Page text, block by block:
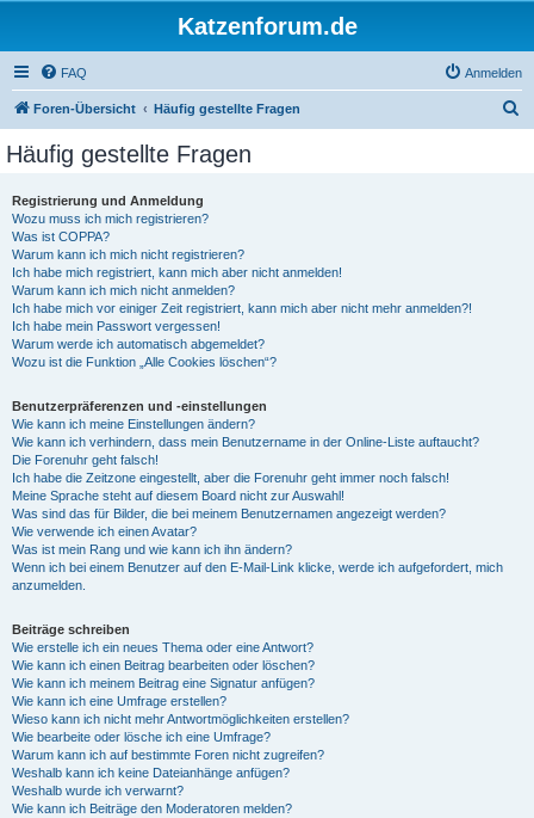
Katzenforum.de
FAQ Anmelden
Foren-Übersicht Häufig gestellte Fragen
Häufig gestellte Fragen
Registrierung und Anmeldung
Wozu muss ich mich registrieren?
Was ist COPPA?
Warum kann ich mich nicht registrieren?
Ich habe mich registriert, kann mich aber nicht anmelden!
Warum kann ich mich nicht anmelden?
Ich habe mich vor einiger Zeit registriert, kann mich aber nicht mehr anmelden?!
Ich habe mein Passwort vergessen!
Warum werde ich automatisch abgemeldet?
Wozu ist die Funktion „Alle Cookies löschen“?
Benutzerpräferenzen und -einstellungen
Wie kann ich meine Einstellungen ändern?
Wie kann ich verhindern, dass mein Benutzername in der Online-Liste auftaucht?
Die Forenuhr geht falsch!
Ich habe die Zeitzone eingestellt, aber die Forenuhr geht immer noch falsch!
Meine Sprache steht auf diesem Board nicht zur Auswahl!
Was sind das für Bilder, die bei meinem Benutzernamen angezeigt werden?
Wie verwende ich einen Avatar?
Was ist mein Rang und wie kann ich ihn ändern?
Wenn ich bei einem Benutzer auf den E-Mail-Link klicke, werde ich aufgefordert, mich
anzumelden.
Beiträge schreiben
Wie erstelle ich ein neues Thema oder eine Antwort?
Wie kann ich einen Beitrag bearbeiten oder löschen?
Wie kann ich meinem Beitrag eine Signatur anfügen?
Wie kann ich eine Umfrage erstellen?
Wieso kann ich nicht mehr Antwortmöglichkeiten erstellen?
Wie bearbeite oder lösche ich eine Umfrage?
Warum kann ich auf bestimmte Foren nicht zugreifen?
Weshalb kann ich keine Dateianhänge anfügen?
Weshalb wurde ich verwarnt?
Wie kann ich Beiträge den Moderatoren melden?